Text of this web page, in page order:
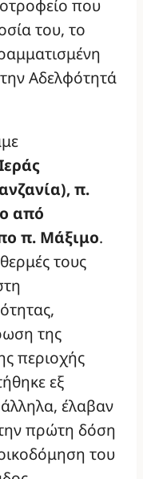
που
του, το
Αδελφότητά
π.
από
π. Μάξιμο.
τους
της
περιοχής
εξ
έλαβαν
πρώτη δόση
του